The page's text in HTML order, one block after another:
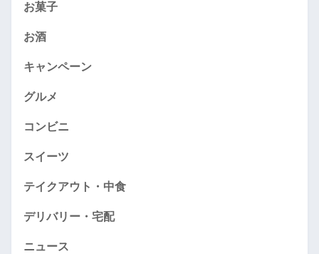
お菓子
お酒
キャンペーン
グルメ
コンビニ
スイーツ
テイクアウト・中食
デリバリー・宅配
ニュース